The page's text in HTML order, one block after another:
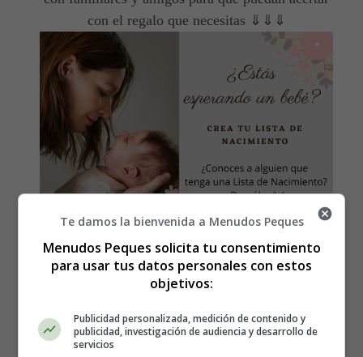
con el regalo que necesitas ⇓⇓⇓
El té negro está más oxidado que otros tipos de té y tiene
debe ser controlada por las mamás, ya que su exceso
puede causar problemas durante el embarazo. Sin
Te damos la bienvenida a Menudos Peques
Menudos Peques solicita tu consentimiento
para usar tus datos personales con estos
objetivos:
Publicidad personalizada, medición de contenido y
publicidad, investigación de audiencia y desarrollo de
servicios